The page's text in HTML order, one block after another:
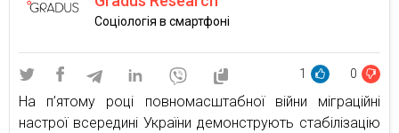
Соціологія в смартфоні
1 0
На п’ятому році повномасштабної війни міграційні
настрої всередині України демонструють стабілізацію